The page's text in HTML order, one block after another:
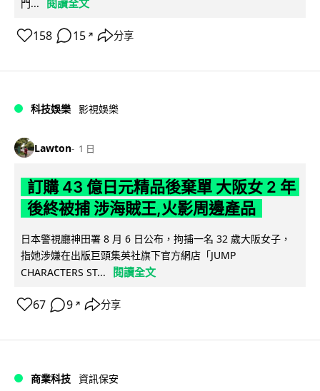
門...
閱讀全文
158 15 ↗ 分享
科技娛樂 影視娛樂
Lawton 1 日
訂購 43 億日元精品後棄單 大阪女 2 年
後終被捕 涉海賊王,火影周邊產品
日本警視廳神田署 8 月 6 日公布，拘捕一名 32 歲大阪女子，
指她涉嫌在出版巨頭集英社旗下官方網店「JUMP
CHARACTERS ST...
閱讀全文
67 9 ↗ 分享
商業科技 資訊保安